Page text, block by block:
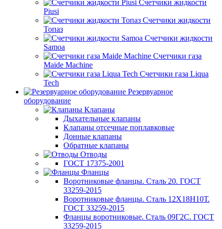
Счетчики жидкости
Piusi
Счетчики жидкости
Топаз
Счетчики жидкости
Samoa
Счетчики газа
Maide Machine
Счетчики газа Liqua
Tech
Резервуарное
оборудование
Клапаны
Дыхательные клапаны
Клапаны отсечные поплавковые
Донные клапаны
Обратные клапаны
Отводы
ГОСТ 17375-2001
Фланцы
Воротниковые фланцы. Сталь 20. ГОСТ
33259-2015
Воротниковые фланцы. Сталь 12Х18Н10Т.
ГОСТ 33259-2015
Фланцы воротниковые. Сталь 09Г2С. ГОСТ
33259-2015